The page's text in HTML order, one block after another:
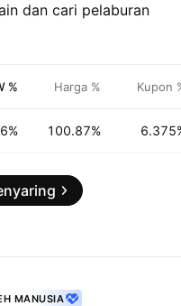
dan cari pelaburan
% Harga % Kupon
100.87%
MANUSIA